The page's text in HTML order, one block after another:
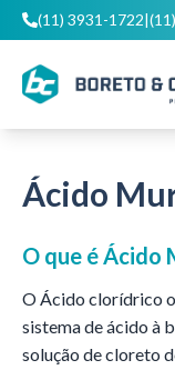
(11) 3931-1722|
Ácido
O que éÁcido
O Ácido clorídrico
sistema de ácido à
solução de cloreto